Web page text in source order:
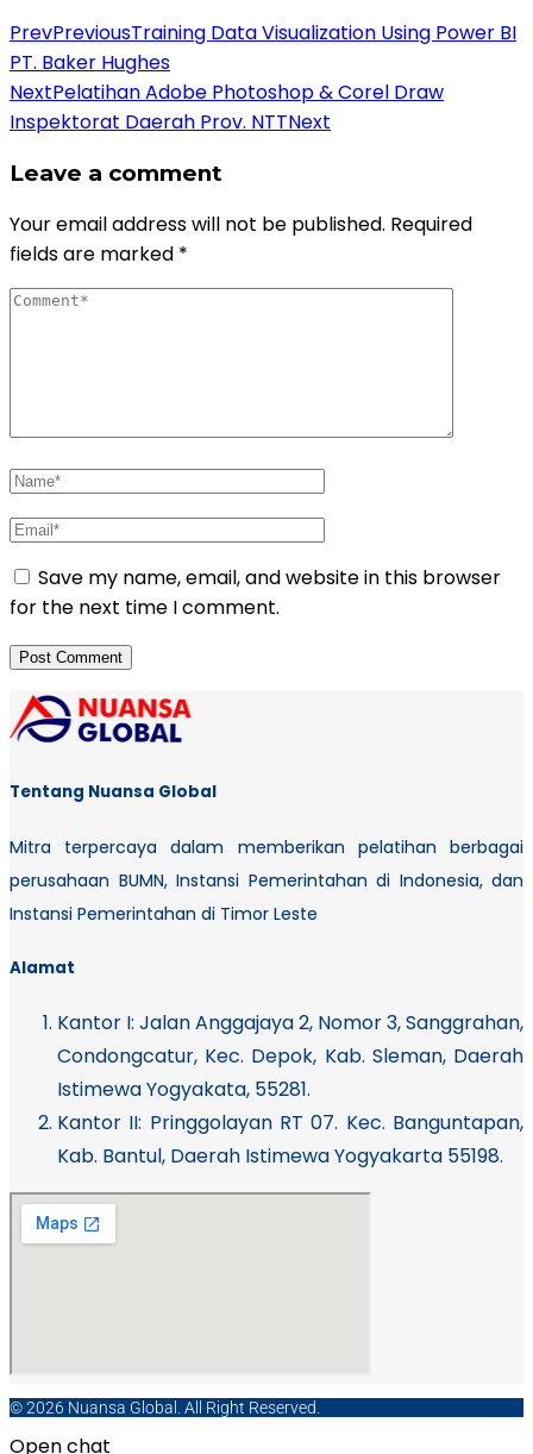
PrevPreviousTraining Data Visualization Using Power BI
PT. Baker Hughes
NextPelatihan Adobe Photoshop & Corel Draw
Inspektorat Daerah Prov. NTTNext
Leave a comment
Your email address will not be published. Required
fields are marked *
Save my name, email, and website in this browser
for the next time I comment.
Tentang Nuansa Global
Mitra terpercaya dalam memberikan pelatihan berbagai
perusahaan BUMN, Instansi Pemerintahan di Indonesia, dan
Instansi Pemerintahan di Timor Leste
Alamat
Kantor I: Jalan Anggajaya 2, Nomor 3, Sanggrahan,
Condongcatur, Kec. Depok, Kab. Sleman, Daerah
Istimewa Yogyakata, 55281.
Kantor II: Pringgolayan RT 07. Kec. Banguntapan,
Kab. Bantul, Daerah Istimewa Yogyakarta 55198.
© 2026 Nuansa Global. All Right Reserved.
Open chat